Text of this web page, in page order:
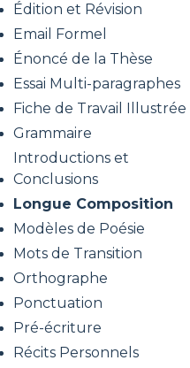
Édition et Révision
Email Formel
Énoncé de la Thèse
Essai Multi-paragraphes
Fiche de Travail Illustrée
Grammaire
Introductions et
Conclusions
Longue Composition
Modèles de Poésie
Mots de Transition
Orthographe
Ponctuation
Pré-écriture
Récits Personnels